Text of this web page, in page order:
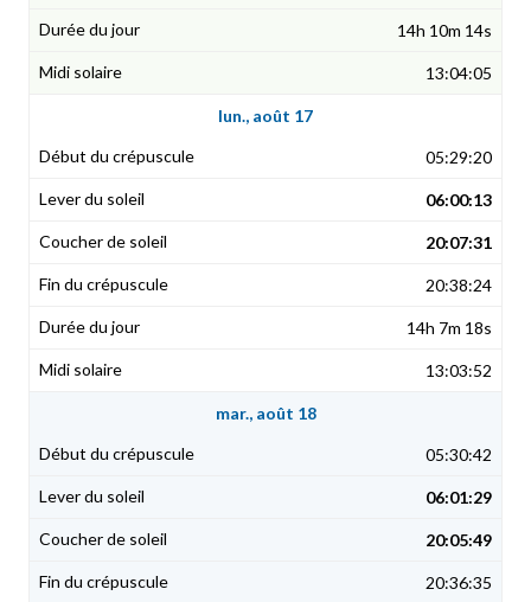
14h 10m 14s
13:04:05
lun., août 17
05:29:20
06:00:13
20:07:31
20:38:24
14h 7m 18s
13:03:52
mar., août 18
05:30:42
06:01:29
20:05:49
20:36:35